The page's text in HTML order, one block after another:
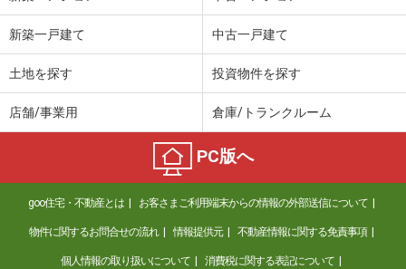
新築一戸建て 中古一戸建て
土地を探す 投資物件を探す
店舗/事業用 倉庫/トランクルーム
PC版へ
goo住宅・不動産とは お客さまご利用端末からの情報の外部送信について
物件に関するお問合せの流れ 情報提供元 不動産情報に関する免責事項
個人情報の取り扱いについて 消費税に関する表記について